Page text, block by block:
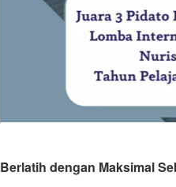
Berlatih dengan Maksimal